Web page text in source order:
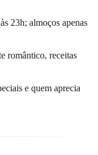
23h; almoços apenas
romântico, receitas
e quem aprecia